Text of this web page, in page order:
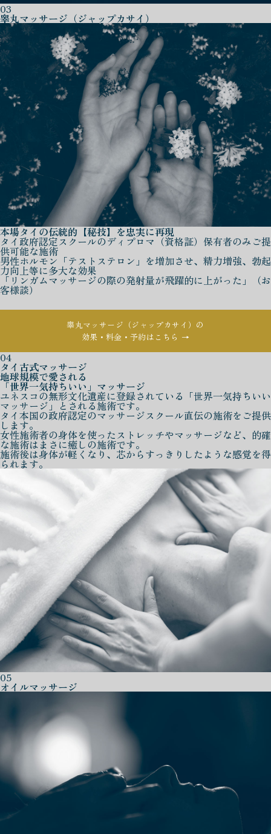
03
睾丸マッサージ（ジャップカサイ）
本場タイの伝統的【秘技】を忠実に再現
タイ政府認定スクールのディプロマ（資格証）保有者のみご提
供可能な施術
男性ホルモン「テストステロン」を増加させ、精力増強、勃起
力向上等に多大な効果
「リンガムマッサージの際の発射量が飛躍的に上がった」（お
客様談）
睾丸マッサージ（ジャップカサイ）の
効果・料金・予約はこちら →
04
タイ古式マッサージ
地球規模で愛される
「世界一気持ちいい」マッサージ
ユネスコの無形文化遺産に登録されている「世界一気持ちいい
マッサージ」とされる施術です。
タイ本国の政府認定のマッサージスクール直伝の施術をご提供
します。
女性施術者の身体を使ったストレッチやマッサージなど、的確
な施術はまさに癒しの施術です。
施術後は身体が軽くなり、芯からすっきりしたような感覚を得
られます。
05
オイルマッサージ